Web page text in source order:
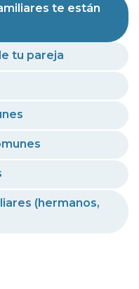
te están
tu pareja
(hermanos,